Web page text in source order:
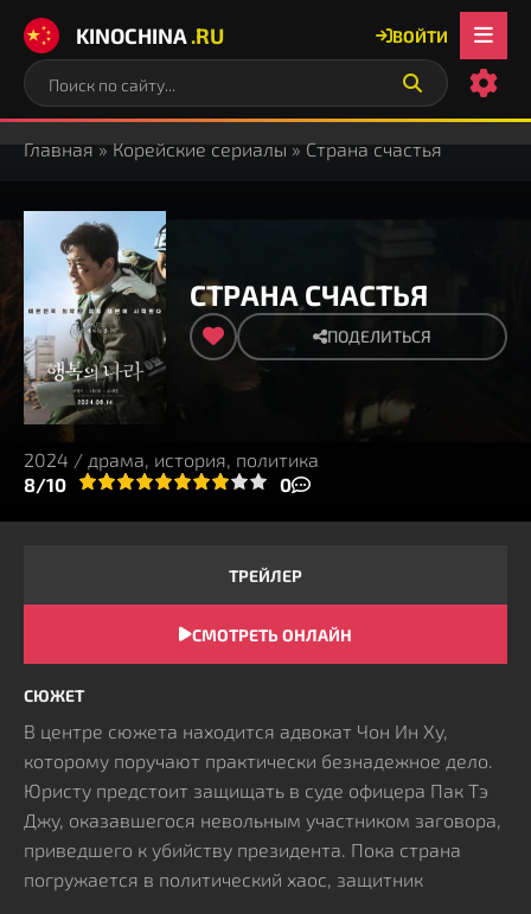
KINOCHINA.RU ВОЙТИ
Главная»Корейские сериалы» Страна счастья
СТРАНА СЧАСТЬЯ
ПОДЕЛИТЬСЯ
2024 / драма, история, политика
8/10
4 5 6 7 8 9 10 0
ТРЕЙЛЕР
СМОТРЕТЬ ОНЛАЙН
СЮЖЕТ
В центре сюжета находится адвокат Чон Ин Ху,
которому поручают практически безнадежное дело.
Юристу предстоит защищать в суде офицера Пак Тэ
Джу, оказавшегося невольным участником заговора,
приведшего к убийству президента. Пока страна
погружается в политический хаос, защитник